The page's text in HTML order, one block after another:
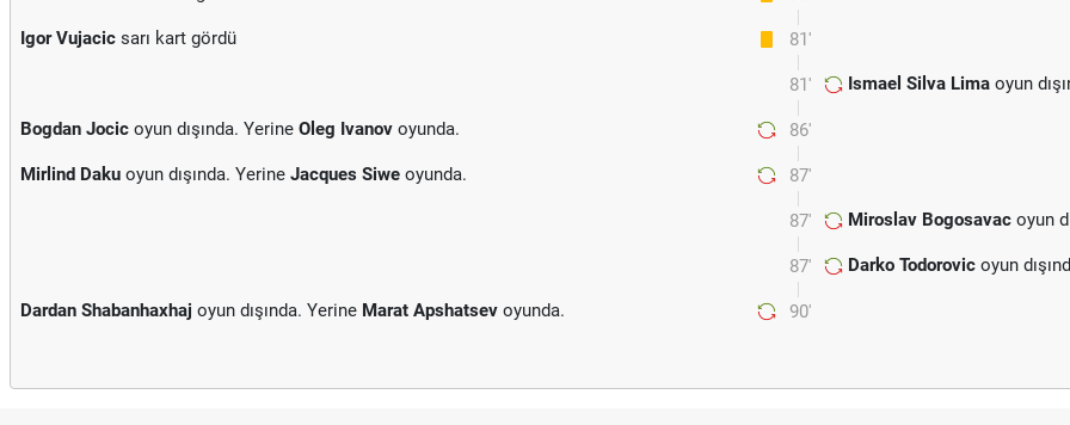
81'
Igor Vujacic sarı kart gördü
81' Ismael Silva Lima oyun
86'
Bogdan Jocic oyun dışında. Yerine Oleg Ivanov oyunda.
87'
Mirlind Daku oyun dışında. Yerine Jacques Siwe oyunda.
87' Miroslav Bogosavac oyun
87' Darko Todorovic oyun
90'
Dardan Shabanhaxhaj oyun dışında. Yerine Marat Apshatsev oyunda.